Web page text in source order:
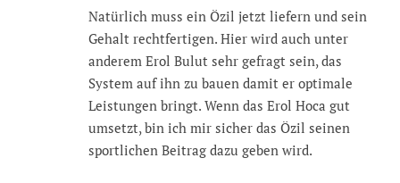
Natürlich muss ein Özil jetzt liefern und sein
Gehalt rechtfertigen. Hier wird auch unter
anderem Erol Bulut sehr gefragt sein, das
System auf ihn zu bauen damit er optimale
Leistungen bringt. Wenn das Erol Hoca gut
umsetzt, bin ich mir sicher das Özil seinen
sportlichen Beitrag dazu geben wird.